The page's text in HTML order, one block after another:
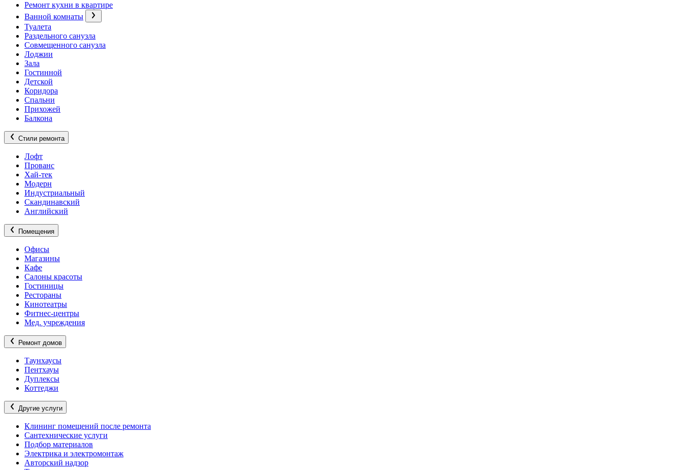
Ремонт кухни в квартире
Ванной комнаты
Туалета
Раздельного санузла
Совмещенного санузла
Лоджии
Зала
Гостинной
Детской
Коридора
Спальни
Прихожей
Балкона
Стили ремонта
Лофт
Прованс
Хай-тек
Модерн
Индустриальный
Скандинавский
Английский
Помещения
Офисы
Магазины
Кафе
Салоны красоты
Гостиницы
Рестораны
Кинотеатры
Фитнес-центры
Мед. учреждения
Ремонт домов
Таунхаусы
Пентхауы
Дуплексы
Коттеджи
Другие услуги
Клининг помещений после ремонта
Сантехнические услуги
Подбор материалов
Электрика и электромонтаж
Авторский надзор